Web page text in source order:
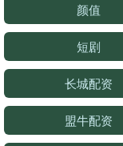
颜值
短剧
长城配资
盟牛配资